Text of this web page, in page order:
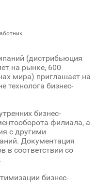
(дистрибьюция
на рынке, 600
мира) приглашает на
технолога бизнес-
бизнес-
филиала, а
с другими
Документация
в соответствии со
бизнес-